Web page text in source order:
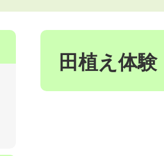
本
田植え体